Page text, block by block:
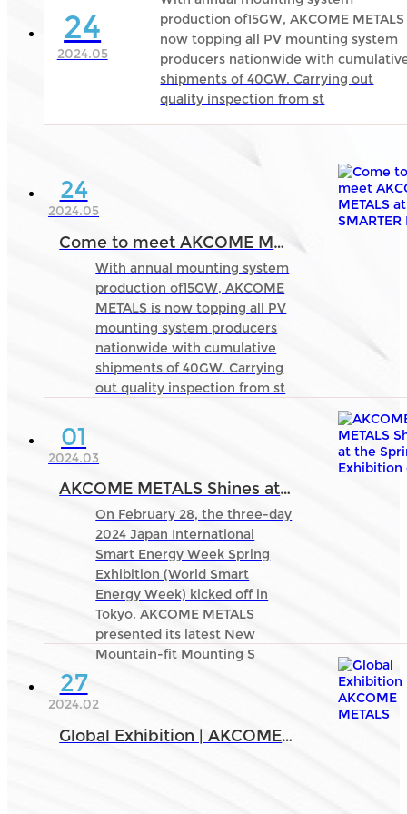
24
2024.05
production of15GW, AKCOME
now topping all PV mounting system
producers nationwide with
shipments of 40GW. Carrying out
quality inspection from st
24
2024.05
Come to meet AKCOME METALS at SMARTER E Europe 2024 from June 19th to 21st!
With annual mounting system
production of15GW, AKCOME
METALS is now topping all PV
mounting system producers
nationwide with cumulative
shipments of 40GW. Carrying
out quality inspection from st
01
2024.03
AKCOME METALS Shines at the Spring Exhibition of Japan International Smart Energy Week in Tokyo!
On February 28, the three-day
2024 Japan International
Smart Energy Week Spring
Exhibition (World Smart
Energy Week) kicked off in
Tokyo. AKCOME METALS
presented its latest New
Mountain-fit Mounting S
27
2024.02
Global Exhibition | AKCOME METALS Sincerely Invites You to the World Smart Energy Week in Japan 2024！